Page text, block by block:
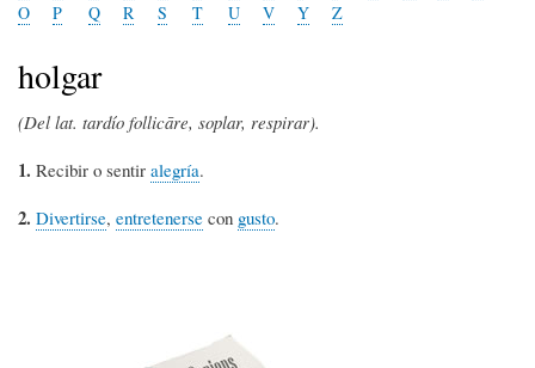
O
P Q R S T U V Y Z
holgar
(Del lat. tardío follicāre, soplar, respirar).
1. Recibir o sentir alegría.
2. Divertirse, entretenerse con gusto.